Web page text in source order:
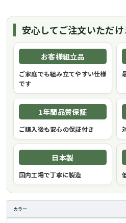
安心してご注文いただ
お客様組立品
ご家庭でも組み立てやすい仕様
です
1年間品質保証
ご購入後も安心の保証付き
日本製
国内工場で丁寧に製造
カラー